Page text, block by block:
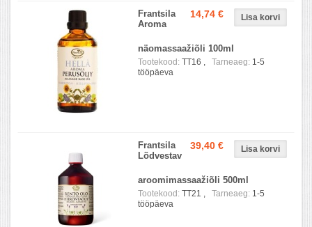
14,74 €
Frantsila
Aroma
näomassaažiõli 100ml
Tootekood: TT16 , Tarneaeg: 1-5
tööpäeva
39,40 €
Frantsila
Lõdvestav
aroomimassaažiõli 500ml
Tootekood: TT21 , Tarneaeg: 1-5
tööpäeva